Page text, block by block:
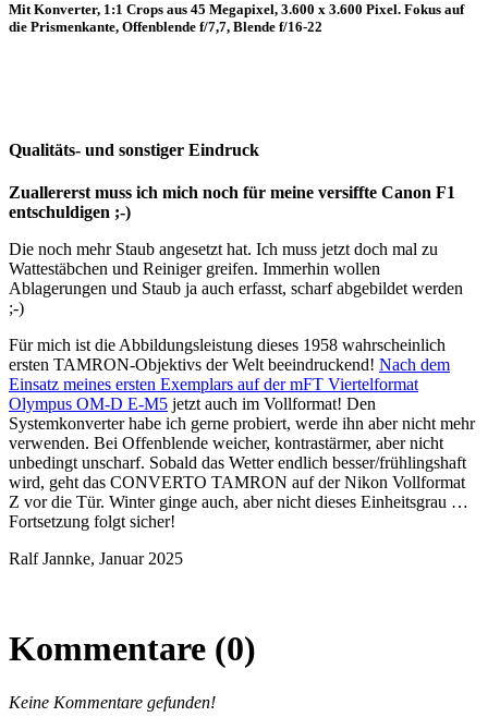
Mit Konverter, 1:1 Crops aus 45 Megapixel, 3.600 x 3.600 Pixel. Fokus auf
die Prismenkante, Offenblende f/7,7, Blende f/16-22
Qualitäts- und sonstiger Eindruck
Zuallererst muss ich mich noch für meine versiffte Canon F1
entschuldigen ;-)
Die noch mehr Staub angesetzt hat. Ich muss jetzt doch mal zu
Wattestäbchen und Reiniger greifen. Immerhin wollen
Ablagerungen und Staub ja auch erfasst, scharf abgebildet werden
;-)
Für mich ist die Abbildungsleistung dieses 1958 wahrscheinlich
ersten TAMRON-Objektivs der Welt beeindruckend! Nach dem
Einsatz meines ersten Exemplars auf der mFT Viertelformat
Olympus OM-D E-M5 jetzt auch im Vollformat! Den
Systemkonverter habe ich gerne probiert, werde ihn aber nicht mehr
verwenden. Bei Offenblende weicher, kontrastärmer, aber nicht
unbedingt unscharf. Sobald das Wetter endlich besser/frühlingshaft
wird, geht das CONVERTO TAMRON auf der Nikon Vollformat
Z vor die Tür. Winter ginge auch, aber nicht dieses Einheitsgrau …
Fortsetzung folgt sicher!
Ralf Jannke, Januar 2025
Kommentare (0)
Keine Kommentare gefunden!